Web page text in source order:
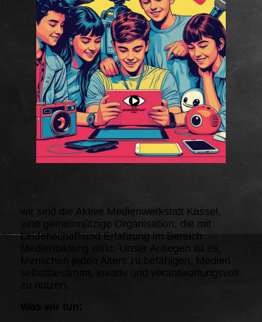
wir sind die Aktive Medienwerkstatt Kassel,
eine gemeinnützige Organisation, die mit
Leidenschaft und Erfahrung im Bereich
Medienbildung wirkt. Unser Anliegen ist es,
Menschen jeden Alters zu befähigen, Medien
selbstbestimmt, kreativ und verantwortungsvoll